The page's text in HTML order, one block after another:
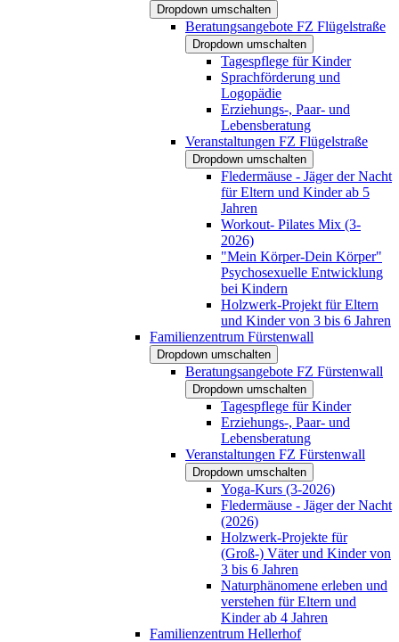
Dropdown umschalten
Beratungsangebote FZ Flügelstraße
Dropdown umschalten
Tagespflege für Kinder
Sprachförderung und
Logopädie
Erziehungs-, Paar- und
Lebensberatung
Veranstaltungen FZ Flügelstraße
Dropdown umschalten
Fledermäuse - Jäger der Nacht
für Eltern und Kinder ab 5
Jahren
Workout- Pilates Mix (3-
2026)
"Mein Körper-Dein Körper"
Psychosexuelle Entwicklung
bei Kindern
Holzwerk-Projekt für Eltern
und Kinder von 3 bis 6 Jahren
Familienzentrum Fürstenwall
Dropdown umschalten
Beratungsangebote FZ Fürstenwall
Dropdown umschalten
Tagespflege für Kinder
Erziehungs-, Paar- und
Lebensberatung
Veranstaltungen FZ Fürstenwall
Dropdown umschalten
Yoga-Kurs (3-2026)
Fledermäuse - Jäger der Nacht
(2026)
Holzwerk-Projekte für
(Groß-) Väter und Kinder von
3 bis 6 Jahren
Naturphänomene erleben und
verstehen für Eltern und
Kinder ab 4 Jahren
Familienzentrum Hellerhof